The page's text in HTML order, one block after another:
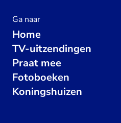
Ga naar
Home
TV-uitzendingen
Praat mee
Fotoboeken
Koningshuizen